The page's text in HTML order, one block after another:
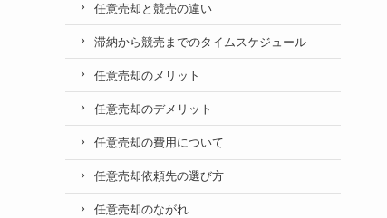
任意売却と競売の違い
滞納から競売までのタイムスケジュール
任意売却のメリット
任意売却のデメリット
任意売却の費用について
任意売却依頼先の選び方
任意売却のながれ